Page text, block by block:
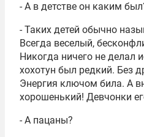
- А в детстве он каким
- Таких детей обычно
Всегда веселый,
Никогда ничего не делал
хохотун был редкий. Без
Энергия ключом била. А
хорошенький! Девчонки
- А пацаны?